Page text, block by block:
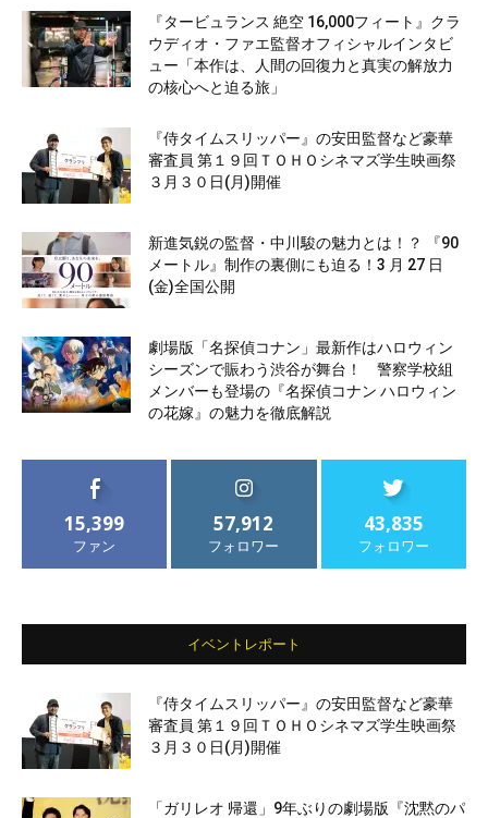
『タービュランス 絶空 16,000フィート』クラ
ウディオ・ファエ監督オフィシャルインタビ
ュー「本作は、人間の回復力と真実の解放力
の核心へと迫る旅」
『侍タイムスリッパー』の安田監督など豪華
審査員 第１９回ＴＯＨＯシネマズ学生映画祭
３月３０日(月)開催
新進気鋭の監督・中川駿の魅力とは！？ 『90
メートル』制作の裏側にも迫る！3 月 27 日
(金)全国公開
劇場版「名探偵コナン」最新作はハロウィン
シーズンで賑わう渋谷が舞台！ 警察学校組
メンバーも登場の『名探偵コナン ハロウィン
の花嫁』の魅力を徹底解説
15,399
ファン
57,912
フォロワー
43,835
フォロワー
イベントレポート
『侍タイムスリッパー』の安田監督など豪華
審査員 第１９回ＴＯＨＯシネマズ学生映画祭
３月３０日(月)開催
「ガリレオ 帰還」9年ぶりの劇場版『沈黙のパ